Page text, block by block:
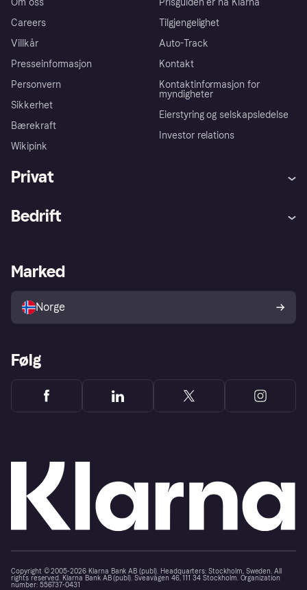
Om oss
Careers
Villkår
Presseinformasjon
Personvern
Sikkerhet
Bærekraft
Wikipink
Prisguiden er nå Klarna
Tilgjengelighet
Auto-Track
Kontakt
Kontaktinformasjon for
myndigheter
Eierstyring og selskapsledelse
Investor relations
Privat
Utforsk butikker
Bedrift
Merchant portal
Marked
Norge
Følg
Copyright © 2005-2026 Klarna Bank AB (publ). Headquarters: Stockholm, Sweden. All
rights reserved. Klarna Bank AB (publ). Sveavägen 46, 111 34 Stockholm. Organization
number: 556737-0431